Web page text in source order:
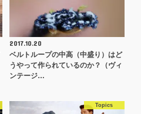
2017.10.20
ベルトループの中高（中盛り）はど
うやって作られているのか？（ヴィ
ンテージ…
Topics